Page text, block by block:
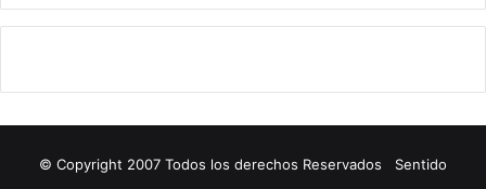
© Copyright 2007 Todos los derechos Reservados Sentido